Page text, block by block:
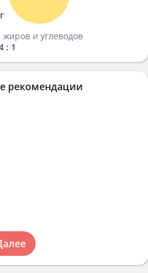
г
и углеводов
: 1
рекомендации